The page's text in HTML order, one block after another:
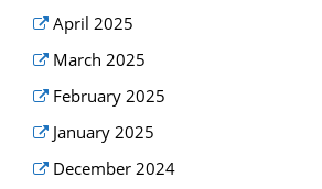
April 2025
March 2025
February 2025
January 2025
December 2024